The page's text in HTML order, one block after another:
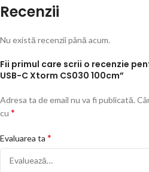
Recenzii
Nu există recenzii până acum.
Fii primul care scrii o recenzie
USB-C Xtorm CS030 100cm”
Adresa ta de email nu va fi publicată.
cu *
Evaluarea ta *